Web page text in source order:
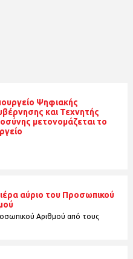
Ψηφιακής
και Τεχνητής
μετονομάζεται το
αύριο του Προσωπικού
Αριθμού από τους